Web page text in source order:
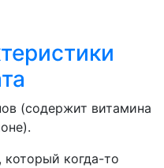
(содержит витамина
который когда-то